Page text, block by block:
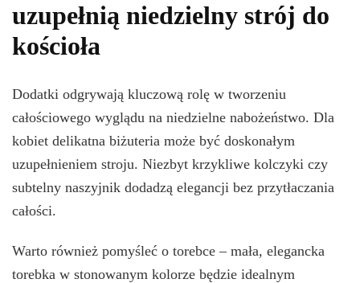
uzupełnią niedzielny strój do
kościoła
Dodatki odgrywają kluczową rolę w tworzeniu
całościowego wyglądu na niedzielne nabożeństwo. Dla
kobiet delikatna biżuteria może być doskonałym
uzupełnieniem stroju. Niezbyt krzykliwe kolczyki czy
subtelny naszyjnik dodadzą elegancji bez przytłaczania
całości.
Warto również pomyśleć o torebce – mała, elegancka
torebka w stonowanym kolorze będzie idealnym